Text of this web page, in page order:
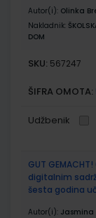
Autor(i): Olinka
Nakladnik:
DOM
SKU: 567247
ŠIFRA OMOTA:
Udžbenik
GUT
digitalnim
šesta godina
Autor(i): Jasmina